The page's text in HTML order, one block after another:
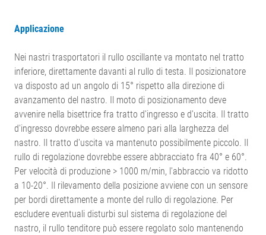
Applicazione
Nei nastri trasportatori il rullo oscillante va montato nel tratto
inferiore, direttamente davanti al rullo di testa. Il posizionatore
va disposto ad un angolo di 15° rispetto alla direzione di
avanzamento del nastro. Il moto di posizionamento deve
avvenire nella bisettrice fra tratto d'ingresso e d'uscita. Il tratto
d'ingresso dovrebbe essere almeno pari alla larghezza del
nastro. Il tratto d'uscita va mantenuto possibilmente piccolo. Il
rullo di regolazione dovrebbe essere abbracciato fra 40° e 60°.
Per velocità di produzione > 1000 m/min, l'abbraccio va ridotto
a 10-20°. Il rilevamento della posizione avviene con un sensore
per bordi direttamente a monte del rullo di regolazione. Per
escludere eventuali disturbi sul sistema di regolazione del
nastro, il rullo tenditore può essere regolato solo mantenendo